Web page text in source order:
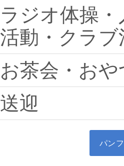
ラジオ体操
活動・クラブ
お茶会・お
送迎
パン